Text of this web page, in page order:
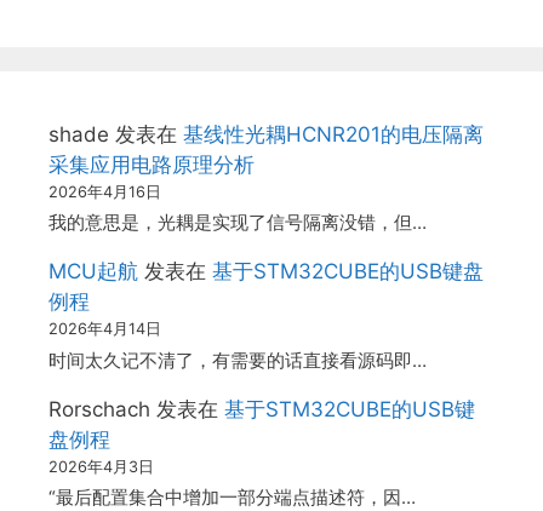
shade 发表在 基线性光耦HCNR201的电压隔离
采集应用电路原理分析
2026年4月16日
我的意思是，光耦是实现了信号隔离没错，但…
MCU起航 发表在 基于STM32CUBE的USB键盘
例程
2026年4月14日
时间太久记不清了，有需要的话直接看源码即…
Rorschach 发表在 基于STM32CUBE的USB键
盘例程
2026年4月3日
“最后配置集合中增加一部分端点描述符，因…